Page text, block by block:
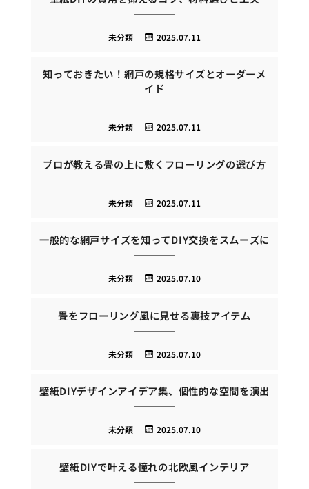
2025.07.11
未分類
知っておきたい！網戸の規格サイズとオーダーメ
イド
2025.07.11
未分類
プロが教える畳の上に敷くフローリングの選び方
2025.07.11
未分類
一般的な網戸サイズを知ってDIY交換をスムーズに
2025.07.10
未分類
畳をフローリング風に見せる裏技アイテム
2025.07.10
未分類
壁紙DIYデザインアイデア集、個性的な空間を演出
2025.07.10
未分類
壁紙DIYで叶える憧れの北欧風インテリア